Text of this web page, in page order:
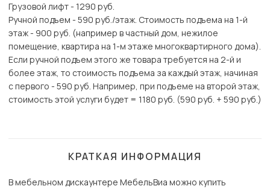
Грузовой лифт - 1290 руб.
Ручной подъем - 590 руб./этаж. Стоимость подъема на 1-й
этаж - 900 руб. (например в частный дом, нежилое
помещение, квартира на 1-м этаже многоквартирного дома).
Если ручной подъем этого же товара требуется на 2-й и
более этаж, то стоимость подъема за каждый этаж, начиная
с первого - 590 руб. Например, при подъеме на второй этаж,
стоимость этой услуги будет = 1180 руб. (590 руб. + 590 руб.)
КРАТКАЯ ИНФОРМАЦИЯ
В мебельном дискаунтере МебельВиа можно купить